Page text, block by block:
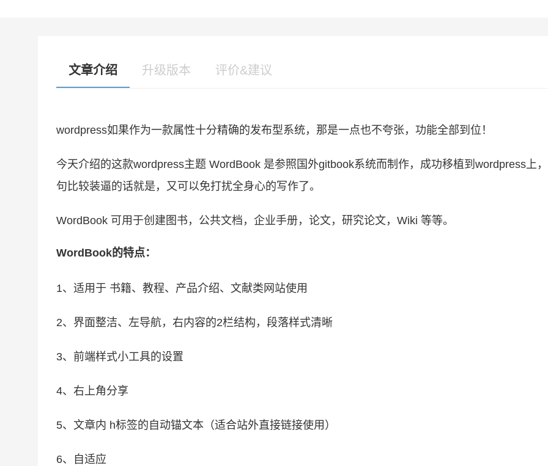
文章介绍 升级版本 评价&建议
wordpress如果作为一款属性十分精确的发布型系统，那是一点也不夸张，功能全部到位！
今天介绍的这款wordpress主题 WordBook 是参照国外gitbook系统而制作，成功移植到wordpress上
句比较装逼的话就是，又可以免打扰全身心的写作了。
WordBook 可用于创建图书，公共文档，企业手册，论文，研究论文，Wiki 等等。
WordBook的特点：
1、适用于 书籍、教程、产品介绍、文献类网站使用
2、界面整洁、左导航，右内容的2栏结构，段落样式清晰
3、前端样式小工具的设置
4、右上角分享
5、文章内 h标签的自动锚文本（适合站外直接链接使用）
6、自适应